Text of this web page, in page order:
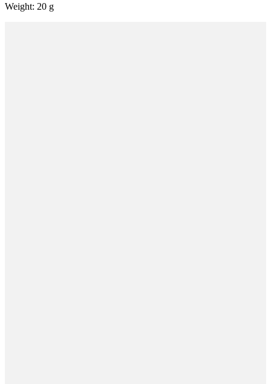
Weight: 20 g